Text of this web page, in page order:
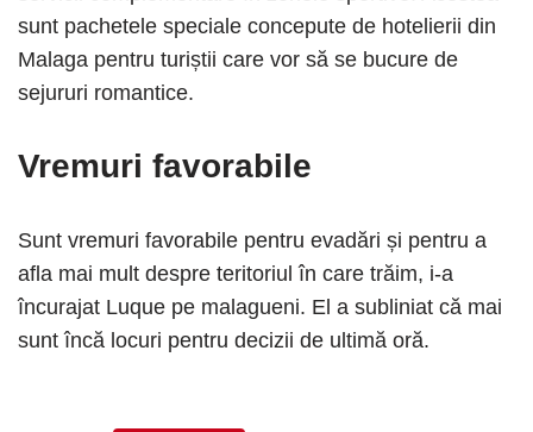
sunt pachetele speciale concepute de hotelierii din
Malaga pentru turiștii care vor să se bucure de
sejururi romantice.
Vremuri favorabile
Sunt vremuri favorabile pentru evadări și pentru a
afla mai mult despre teritoriul în care trăim, i-a
încurajat Luque pe malagueni. El a subliniat că mai
sunt încă locuri pentru decizii de ultimă oră.